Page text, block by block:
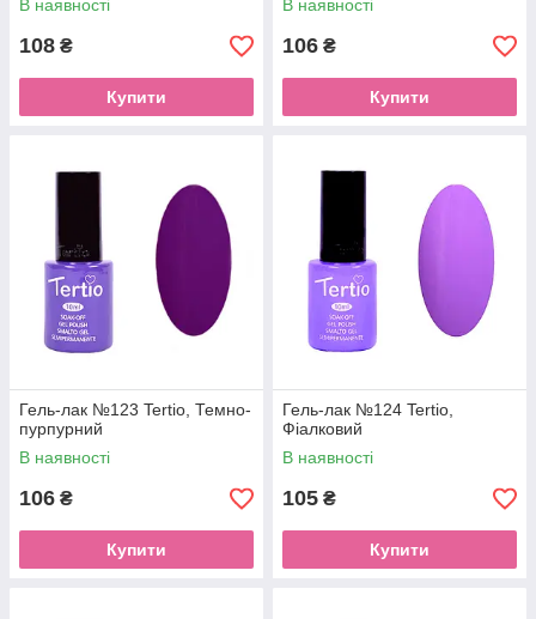
В наявності
108 ₴
Купити
В наявності
106 ₴
Купити
Гель-лак №123 Tertio, Темно-
пурпурний
В наявності
106 ₴
Купити
Гель-лак №124 Tertio,
Фіалковий
В наявності
105 ₴
Купити